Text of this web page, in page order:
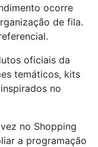
ocorre
de fila.
oficiais da
temáticos, kits
no
no Shopping
a programação